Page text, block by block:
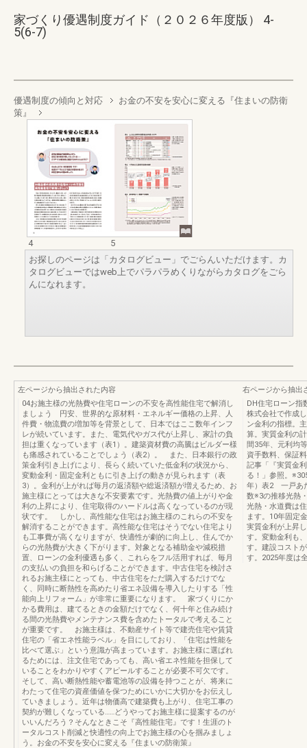
家づくり優遇制度ガイド（２０２６年度版） 4-
5(6-7)
優遇制度の傾向と対応
お金の不安を安心に変える『住まいの防衛
策』
4
5
お探しのページは「カタログビュー」でごらんいただけます。カ
タログビューではweb上でパラパラめくりながらカタログをごら
んになれます。
左ページから抽出された内容
04お施主様の光熱費や住宅ローンの不安を高性能住宅で解消し
ましょう 円安、世界的な原材料・エネルギー価格の上昇、人
件費・物流費の増加等を背景として、日本ではここ数年インフ
レが続いています。また、電気代やガス代が上昇し、家計の負
担は重くなっています（表1）。建築資材費の高騰はビルダー様
も痛感されていることでしょう（表2）。 また、日本銀行の政
策金利引き上げにより、長らく続いていた低金利の状況から、
変動金利・固定金利ともに引き上げの動きが見られます（表
3）。金利が上がれば毎月の返済額や総返済額が増えるため、お
施主様にとっては大きな不安要素です。光熱費の値上がりや金
利の上昇により、住宅取得のハードルは高くなっているのが現
状です。 しかし、高性能な住宅はお施主様のこれらの不安を
解消することができます。高性能な住宅はそうでない住宅より
も工事費が高くなりますが、快適性が劇的に向上し、住んでか
らの光熱費が大きく下がります。対象となる補助金や減税措
置、ローンの金利優遇も多く、これらをフル活用すれば、毎月
の支払いの負担を和らげることができます。中古住宅を検討さ
れるお施主様にとっても、中古住宅をただ購入するだけでな
く、同時に断熱性を高めたり省エネ設備を導入したりする「性
能向上リフォーム」が非常に重要になります。 家づくりにか
かる費用は、建てるときの金額だけでなく、何十年と住み続け
る間の光熱費やメンテナンス費を含めたトータルで考えること
が重要です。 お施主様は、不動産サイト等で建売住宅や賃貸
住宅の「省エネ性能ラベル」を目にしており、「住宅は性能を
比べて選ぶ」という意識が高まっています。お施主様に選ばれ
るためには、注文住宅であっても、高い省エネ性能を担保して
いることをわかりやすくアピールすることが必要不可欠です。
そして、高い断熱性能や蓄電池等の設備を持つことが、将来に
わたって住宅の資産価値を保つためにいかに大切かをお伝えし
ていきましょう。近年は物価高で建築費も上がり、住宅工事の
契約が難しくなっている……どうやってお施主様に提案するのが
いいんだろう？そんなときこそ『高性能住宅』です！生涯のト
ータルコスト削減と快適性の向上でお施主様の心を掴みましょ
う。お金の不安を安心に変える『住まいの防衛策』
右ページから抽出
DH住宅ローン指
株式会社で作成
ン金利の指標。
算。実質金利の
間35年、元利均
資手数料、保証
記事「『実質金
る！」参照。
年）表2 一戸あ
数※3の推移光熱
光熱・水道費は
ます。10年固定
実質金利が上昇
す。変動金利も
す。建設コスト
す。2025年度は